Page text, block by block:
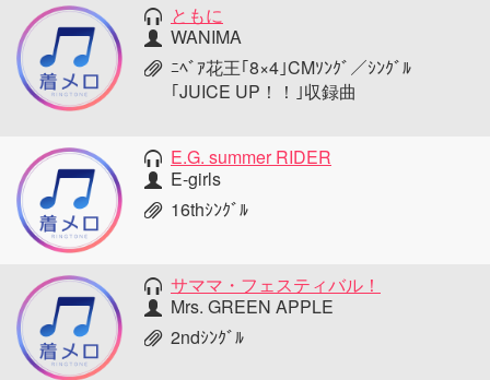
ともに
WANIMA
ﾆﾍﾞｱ花王｢8×4｣CMｿﾝｸﾞ／ｼﾝｸﾞﾙ
｢JUICE UP！！｣収録曲
E.G. summer RIDER
E-girls
16thｼﾝｸﾞﾙ
サママ・フェスティバル！
Mrs. GREEN APPLE
2ndｼﾝｸﾞﾙ